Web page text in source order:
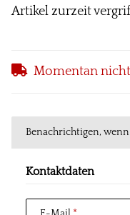
Artikel zurzeit
Momentan
Benachrichtigen,
Kontaktdaten